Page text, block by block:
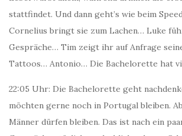
stattfindet. Und dann geht’s wie beim
Cornelius bringt sie zum Lachen… Luke
Gespräche… Tim zeigt ihr auf Anfrage
Tattoos… Antonio… Die Bachelorette hat
22:05 Uhr: Die Bachelorette geht
möchten gerne noch in Portugal bleiben.
Männer dürfen bleiben. Das ist nach ein